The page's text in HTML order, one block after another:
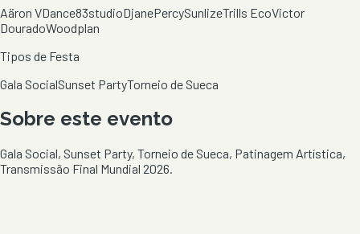
Aäron VDance83studioDjanePercySunlizeTrills EcoVictor
DouradoWoodplan
Tipos de Festa
Gala SocialSunset PartyTorneio de Sueca
Sobre este evento
Gala Social, Sunset Party, Torneio de Sueca, Patinagem Artística,
Transmissão Final Mundial 2026.